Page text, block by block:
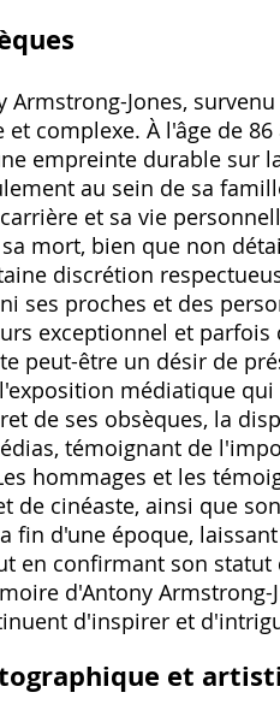
Armstrong-Jones,
complexe. À l'âge de
empreinte durable sur
au sein de sa
et sa vie
mort, bien que non
discrétion
ses proches et des
exceptionnel et
peut-être un désir de
médiatique
de ses obsèques, la
témoignant de
hommages et les
de cinéaste, ainsi que
fin d'une époque,
en confirmant son
d'Antony
d'inspirer et
et